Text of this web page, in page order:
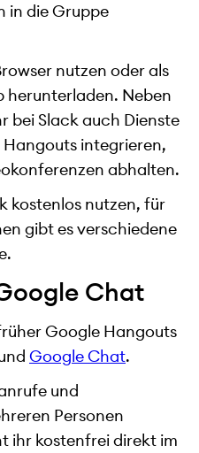
in die Gruppe
nutzen oder als
herunterladen. Neben
bei Slack auch Dienste
integrieren,
abhalten.
kostenlos nutzen, für
gibt es verschiedene
Chat
Google Hangouts
Google Chat.
und
Personen
ihr kostenfrei direkt im